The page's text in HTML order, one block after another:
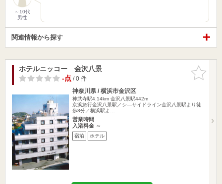
～10代
男性
関連情報から探す
お気に入
りに追加
ホテルニッコー 金沢八景
-点/ 0 件
神奈川県 / 横浜市金沢区
神武寺駅4.14km 金沢八景駅442m
京浜急行金沢八景駅／シ―サイドライン金沢八景駅より徒
歩8分／横浜駅よ…
営業時間
入浴料金 ～
宿泊 ホテル